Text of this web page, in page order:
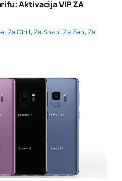
Aktivacija VIP ZA
, Za Chill,Za Snap,Za Zen,Za